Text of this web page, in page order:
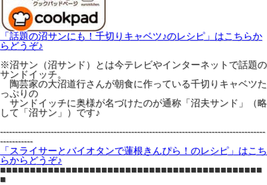
「話題の沼サンにも！千切りキャベツ♪のレシピ」はこちらか
らどうぞ♪
※沼サン（沼サンド）とは今テレビやインターネットで話題の
サンドイッチ。
陶芸家の大沼道行さんが朝食に作っている千切りキャベツた
っぷりの
サンドイッチに奥様が名づけたのが通称「沼夫サンド」（略
して「沼サン」）です♪
-----------------------------------------------------------------------------------------
-----------
「スライサーとバイオタンで蓮根きんぴら！のレシピ」はこち
らからどうぞ♪
■■■■■■■■■■■■■■■■■■■■■■■■■■■■■■■■■■■■■■■■■■■■
■